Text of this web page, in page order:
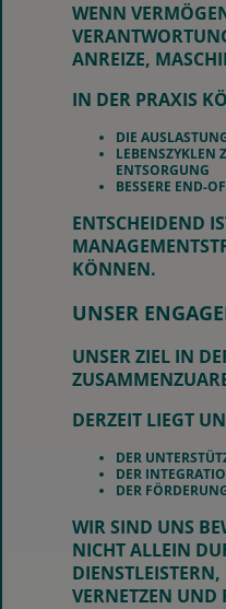
WENN
ANREIZE,
IN DER PRAXIS
DIE
LEBENSZYKLEN
ENTSORGUNG
BESSERE END-
ENTSCHEIDEND
KÖNNEN.
UNSER
UNSER ZIEL IN
DERZEIT LIEGT
DER
DER
DER
WIR SIND UNS
NICHT ALLEIN
VERNETZEN UND